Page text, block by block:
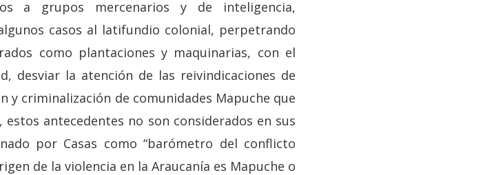
a grupos mercenarios y de inteligencia,
casos al latifundio colonial, perpetrando
como plantaciones y maquinarias, con el
desviar la atención de las reivindicaciones de
criminalización de comunidades Mapuche que
antecedentes no son considerados en sus
por Casas como “barómetro del conflicto
de la violencia en la Araucanía es Mapuche o